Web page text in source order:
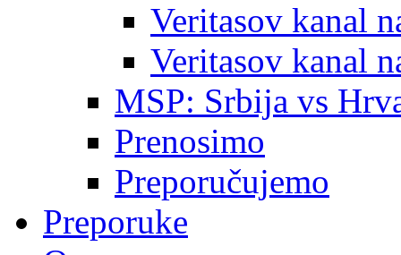
Veritasov kanal
Veritasov kanal
MSP: Srbija vs
Prenosimo
Preporučujemo
Preporuke